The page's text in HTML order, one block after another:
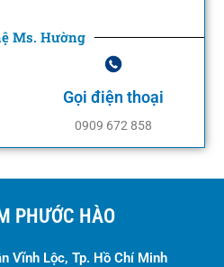
Ms. Hường
Gọi điện thoại
0909 672 858
PHƯỚC HÀO
Vĩnh Lộc, Tp. Hồ Chí Minh